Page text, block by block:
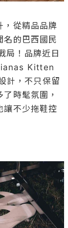
，從精品品牌
名的巴西國民
局！品牌近日
Kitten
計，不只保留
時髦氛圍，
讓不少拖鞋控